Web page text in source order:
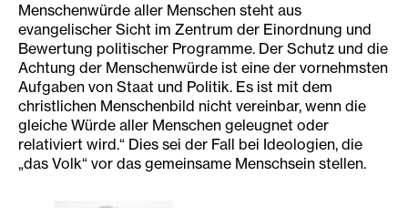
Menschenwürde aller Menschen steht aus
evangelischer Sicht im Zentrum der Einordnung und
Bewertung politischer Programme. Der Schutz und die
Achtung der Menschenwürde ist eine der vornehmsten
Aufgaben von Staat und Politik. Es ist mit dem
christlichen Menschenbild nicht vereinbar, wenn die
gleiche Würde aller Menschen geleugnet oder
relativiert wird.“ Dies sei der Fall bei Ideologien, die
„das Volk“ vor das gemeinsame Menschsein stellen.